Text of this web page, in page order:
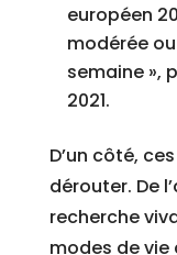
européen
modérée
semaine »,
2021.
D’un côté,
dérouter. De
recherche
modes de